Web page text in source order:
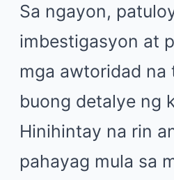
Sa ngayon,
imbestigasyon at
mga awtoridad na
buong detalye ng
Hinihintay na rin
pahayag mula sa